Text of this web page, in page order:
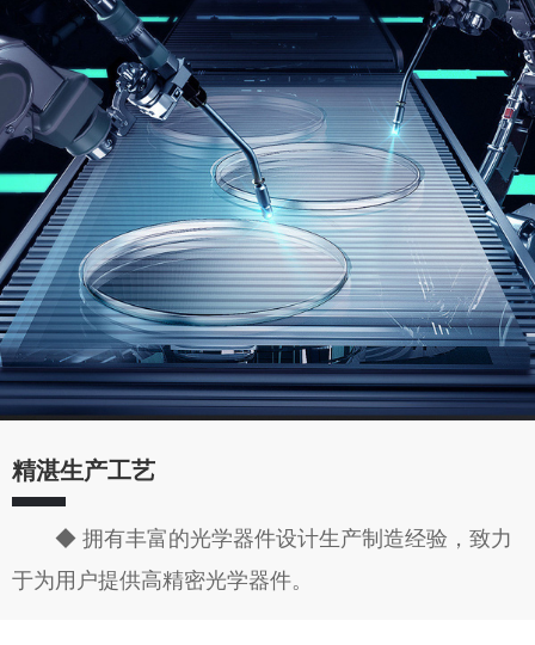
精湛生产工艺
◆ 拥有丰富的光学器件设计生产制造经验，致力
于为用户提供高精密光学器件。